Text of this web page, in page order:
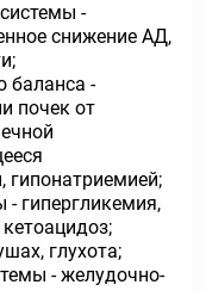
-
снижение АД,
баланса -
почек от
гипонатриемией;
гипергликемия,
глухота;
- желудочно-